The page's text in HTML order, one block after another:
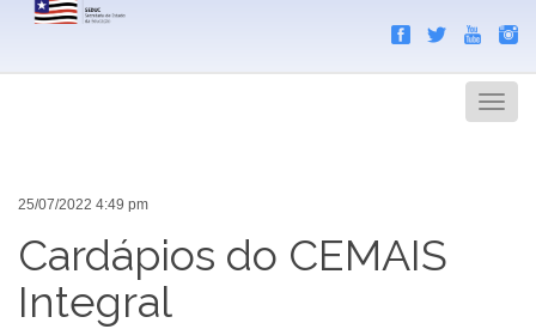
Menu
25/07/2022 4:49 pm
Cardápios do CEMAIS
Integral